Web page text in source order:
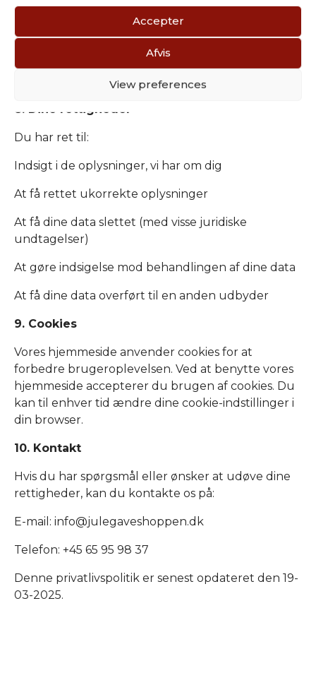
Accepter
Afvis
View preferences
7. Opbevaring af data
Dine personlige oplysninger opbevares så længe
det er nødvendigt for de formål, hvortil de blev
indsamlet, eller for at overholde lovgivningen.
8. Dine rettigheder
Du har ret til:
Indsigt i de oplysninger, vi har om dig
At få rettet ukorrekte oplysninger
At få dine data slettet (med visse juridiske
undtagelser)
At gøre indsigelse mod behandlingen af dine data
At få dine data overført til en anden udbyder
9. Cookies
Vores hjemmeside anvender cookies for at
forbedre brugeroplevelsen. Ved at benytte vores
hjemmeside accepterer du brugen af cookies. Du
kan til enhver tid ændre dine cookie-indstillinger i
din browser.
10. Kontakt
Hvis du har spørgsmål eller ønsker at udøve dine
rettigheder, kan du kontakte os på:
E-mail: info@julegaveshoppen.dk
Telefon: +45 65 95 98 37
Denne privatlivspolitik er senest opdateret den 19-
03-2025.